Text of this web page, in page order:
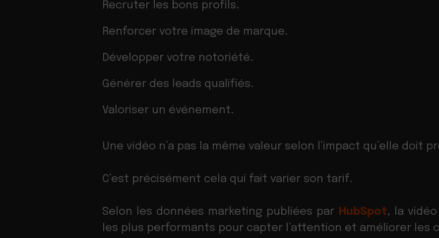
Recruter les bons profils.
Renforcer votre image de marque.
Développer votre notoriété.
Générer des leads qualifiés.
Valoriser un événement.
Une vidéo n’a pas la même valeur selon l’impact qu’elle doit
C’est précisément cela qui fait varier son tarif.
Selon les données marketing publiées par HubSpot, la
les plus performants pour capter l’attention et améliorer les